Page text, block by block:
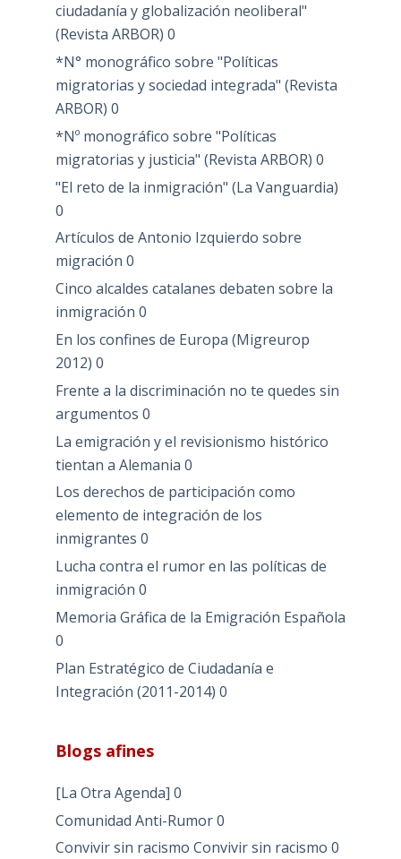
ciudadanía y globalización neoliberal"
(Revista ARBOR) 0
*N° monográfico sobre "Políticas
migratorias y sociedad integrada" (Revista
ARBOR) 0
*Nº monográfico sobre "Políticas
migratorias y justicia" (Revista ARBOR) 0
"El reto de la inmigración" (La Vanguardia)
0
Artículos de Antonio Izquierdo sobre
migración 0
Cinco alcaldes catalanes debaten sobre la
inmigración 0
En los confines de Europa (Migreurop
2012) 0
Frente a la discriminación no te quedes sin
argumentos 0
La emigración y el revisionismo histórico
tientan a Alemania 0
Los derechos de participación como
elemento de integración de los
inmigrantes 0
Lucha contra el rumor en las políticas de
inmigración 0
Memoria Gráfica de la Emigración Española
0
Plan Estratégico de Ciudadanía e
Integración (2011-2014) 0
Blogs afines
[La Otra Agenda] 0
Comunidad Anti-Rumor0
Convivir sin racismo Convivir sin racismo 0